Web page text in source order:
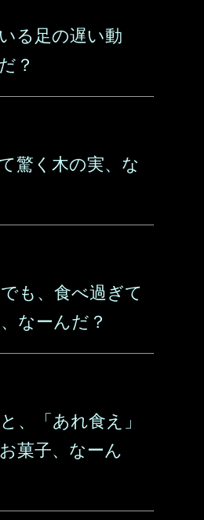
る足の遅い動
？
驚く木の実、な
も、食べ過ぎて
なーんだ？
、「あれ食え」
菓子、なーん